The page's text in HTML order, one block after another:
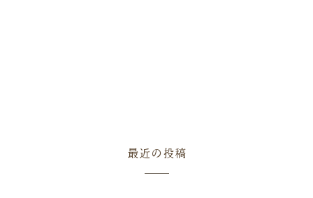
最近の投稿